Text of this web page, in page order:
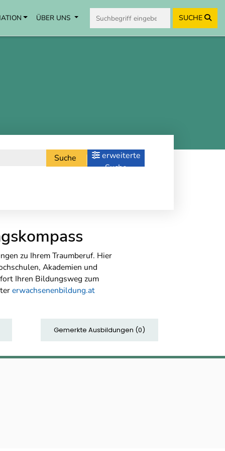
ÜBER UNS SUCHE
Suche
erweiterte
Suche
zu Ihrem Traumberuf. Hier
Akademien und
Ihren Bildungsweg zum
erwachsenenbildung.at
Gemerkte Ausbildungen (0)